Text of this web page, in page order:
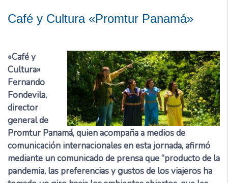
Café y Cultura «Promtur Panamá»
«Café y
Cultura»
Fernando
Fondevila,
director
general de
Promtur Panamá, quien acompaña a medios de
comunicación internacionales en esta jornada, afirmó
mediante un comunicado de prensa que “producto de la
pandemia, las preferencias y gustos de los viajeros ha